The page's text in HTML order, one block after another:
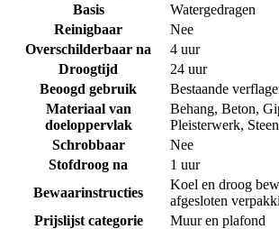
Basis
Watergedragen
Reinigbaar
Nee
Overschilderbaar na
4 uur
Droogtijd
24 uur
Beoogd gebruik
Bestaande
Materiaal van
doeloppervlak
Behang, Beton,
Pleisterwerk, Steen
Schrobbaar
Nee
Stofdroog na
1 uur
Bewaarinstructies
Koel en droog
afgesloten
Prijslijst categorie
Muur en plafond